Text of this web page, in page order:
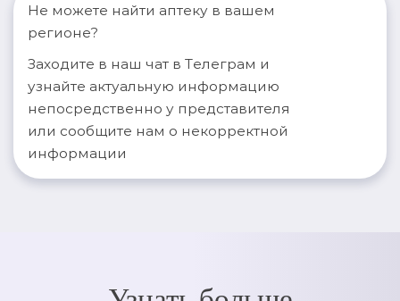
Не можете найти аптеку в вашем
регионе?
Заходите в наш чат в Телеграм и
узнайте актуальную информацию
непосредственно у представителя
или сообщите нам о некорректной
информации